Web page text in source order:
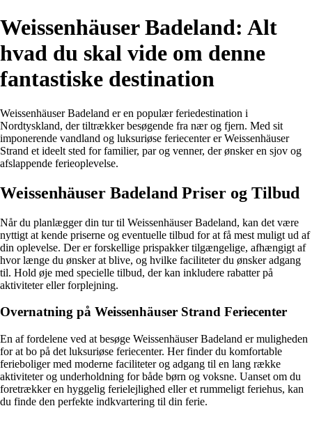
Weissenhäuser Badeland: Alt
hvad du skal vide om denne
fantastiske destination
Weissenhäuser Badeland er en populær feriedestination i
Nordtyskland, der tiltrækker besøgende fra nær og fjern. Med sit
imponerende vandland og luksuriøse feriecenter er Weissenhäuser
Strand et ideelt sted for familier, par og venner, der ønsker en sjov og
afslappende ferieoplevelse.
Weissenhäuser Badeland Priser og Tilbud
Når du planlægger din tur til Weissenhäuser Badeland, kan det være
nyttigt at kende priserne og eventuelle tilbud for at få mest muligt ud af
din oplevelse. Der er forskellige prispakker tilgængelige, afhængigt af
hvor længe du ønsker at blive, og hvilke faciliteter du ønsker adgang
til. Hold øje med specielle tilbud, der kan inkludere rabatter på
aktiviteter eller forplejning.
Overnatning på Weissenhäuser Strand Feriecenter
En af fordelene ved at besøge Weissenhäuser Badeland er muligheden
for at bo på det luksuriøse feriecenter. Her finder du komfortable
ferieboliger med moderne faciliteter og adgang til en lang række
aktiviteter og underholdning for både børn og voksne. Uanset om du
foretrækker en hyggelig ferielejlighed eller et rummeligt feriehus, kan
du finde den perfekte indkvartering til din ferie.